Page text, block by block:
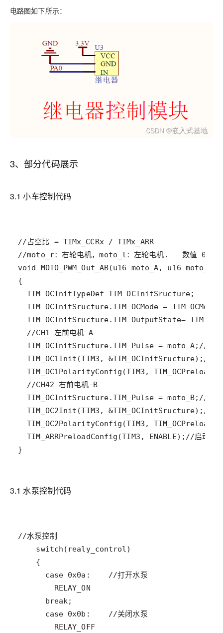
电路图如下所示：
3、部分代码展示
3.1 小车控制代码
//占空比 = TIMx_CCRx / TIMx_ARR
}
3.1 水泵控制代码
        RELAY_OFF